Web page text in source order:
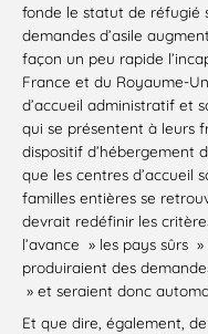
fonde le statut de réfugié
demandes d’asile
façon un peu rapide
France et du Royaume-
d’accueil administratif et
qui se présentent à leurs
dispositif d’hébergement
que les centres d’accueil
familles entières se
devrait redéfinir les
l’avance » les pays sûrs
produiraient des
» et seraient donc
Et que dire, également,